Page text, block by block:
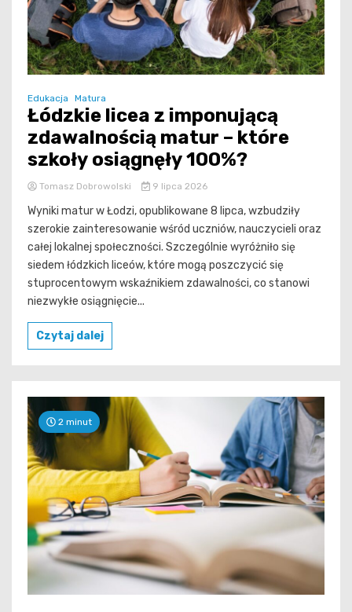
Edukacja Matura
Łódzkie licea z imponującą
zdawalnością matur – które
szkoły osiągnęły 100%?
Tomasz Dobrowolski 9 lipca 2026
Wyniki matur w Łodzi, opublikowane 8 lipca, wzbudziły
szerokie zainteresowanie wśród uczniów, nauczycieli oraz
całej lokalnej społeczności. Szczególnie wyróżniło się
siedem łódzkich liceów, które mogą poszczycić się
stuprocentowym wskaźnikiem zdawalności, co stanowi
niezwykłe osiągnięcie...
Czytaj dalej
2 minut